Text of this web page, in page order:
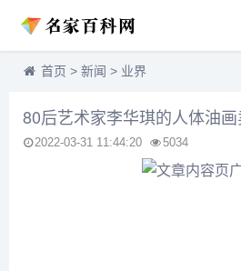
首页 > 新闻 > 业界
2022-03-31 11:44:20 5034